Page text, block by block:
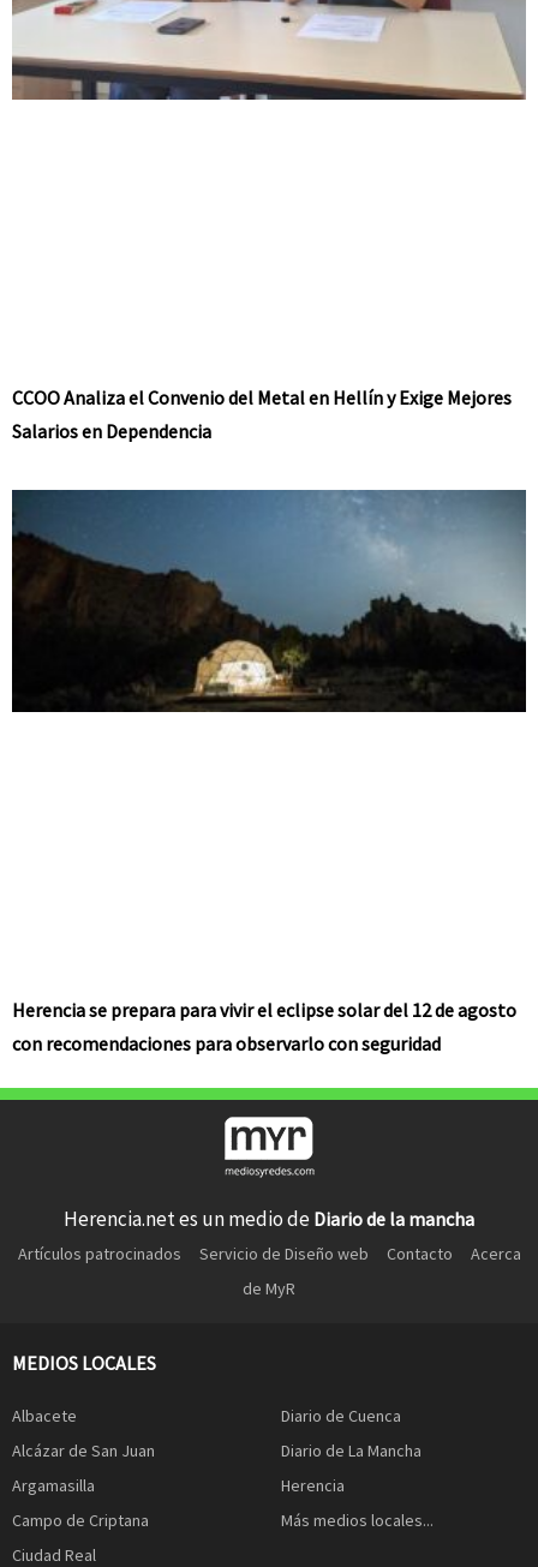
CCOO Analiza el Convenio del Metal en Hellín y Exige Mejores
Salarios en Dependencia
Herencia se prepara para vivir el eclipse solar del 12 de agosto
con recomendaciones para observarlo con seguridad
Herencia.net es un medio de Diario de la mancha
Artículos patrocinados Servicio de Diseño web Contacto
Acerca
de MyR
MEDIOS LOCALES
Albacete
Alcázar de San Juan
Argamasilla
Campo de Criptana
Ciudad Real
Diario de Cuenca
Diario de La Mancha
Herencia
Más medios locales...